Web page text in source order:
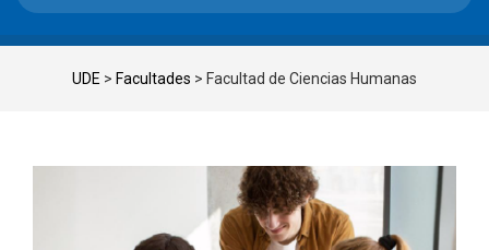
UDE > Facultades > Facultad de Ciencias Humanas